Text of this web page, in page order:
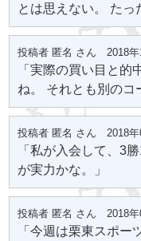
とは思えない。 た
投稿者 匿名 さん 2018年
「実際の買い目と
ね。 それとも別のコ
投稿者 匿名 さん 2018年
「私が入会して、3
が実力かな。」
投稿者 匿名 さん 2018年
「今週は栗東スポ